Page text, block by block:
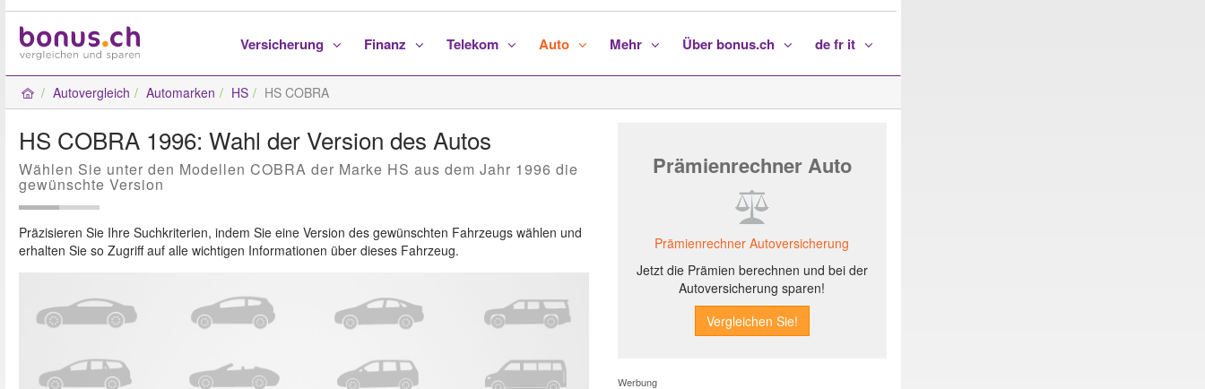
Versicherung Finanz Telekom Auto Mehr Über bonus.ch de fr it
Autovergleich Automarken HS HS COBRA
HS COBRA 1996: Wahl der Version des Autos
Wählen Sie unter den Modellen COBRA der Marke HS aus dem Jahr 1996 die
gewünschte Version
Präzisieren Sie Ihre Suchkriterien, indem Sie eine Version des gewünschten Fahrzeugs wählen und
erhalten Sie so Zugriff auf alle wichtigen Informationen über dieses Fahrzeug.
Prämienrechner Auto
Prämienrechner Autoversicherung
Jetzt die Prämien berechnen und bei der
Autoversicherung sparen!
Werbung